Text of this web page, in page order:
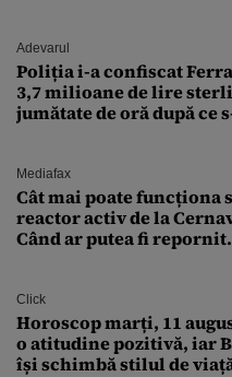
Adevarul
Poliția i-a confiscat
3,7 milioane de lire
jumătate de oră după ce
Mediafax
Cât mai poate funcționa
reactor activ de la
Când ar putea fi repornit
Click
Horoscop marți, 11
o atitudine pozitivă, iar
își schimbă stilul de